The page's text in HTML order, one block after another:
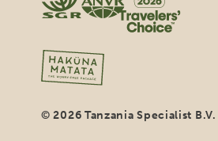
© 2026 Tanzania Specialist B.V.